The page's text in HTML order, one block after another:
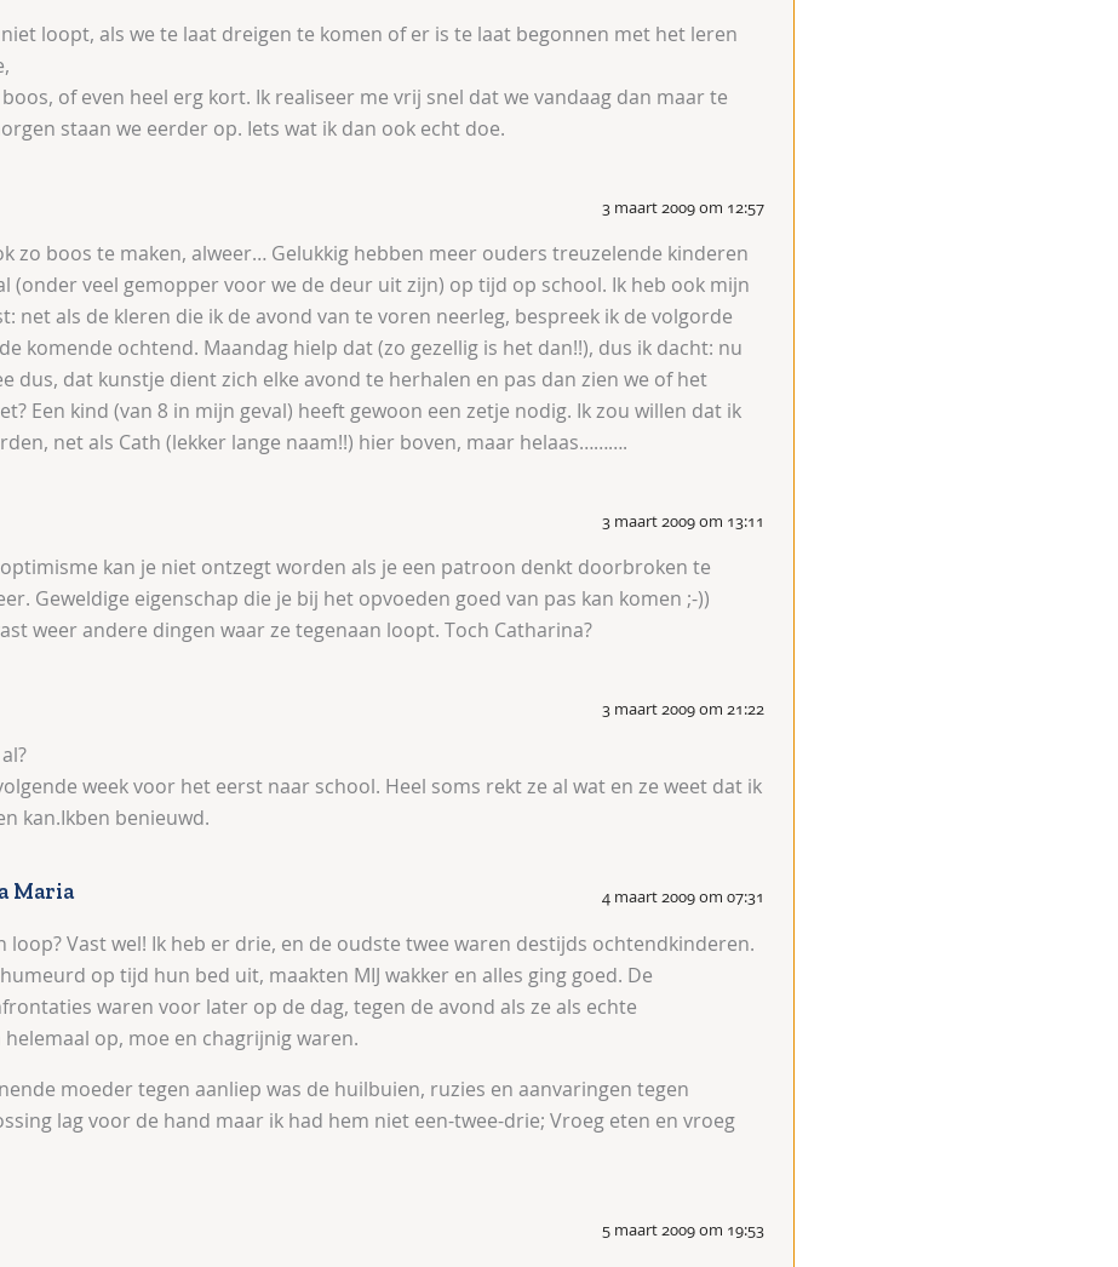
loopt, als we te laat dreigen te komen of er is te laat begonnen met het leren
of even heel erg kort. Ik realiseer me vrij snel dat we vandaag dan maar te
staan we eerder op. Iets wat ik dan ook echt doe.
3 maart 2009 om 12:57
zo boos te maken, alweer… Gelukkig hebben meer ouders treuzelende kinderen
(onder veel gemopper voor we de deur uit zijn) op tijd op school. Ik heb ook mijn
net als de kleren die ik de avond van te voren neerleg, bespreek ik de volgorde
komende ochtend. Maandag hielp dat (zo gezellig is het dan!!), dus ik dacht: nu
dus, dat kunstje dient zich elke avond te herhalen en pas dan zien we of het
Een kind (van 8 in mijn geval) heeft gewoon een zetje nodig. Ik zou willen dat ik
net als Cath (lekker lange naam!!) hier boven, maar helaas……….
3 maart 2009 om 13:11
optimisme kan je niet ontzegt worden als je een patroon denkt doorbroken te
Geweldige eigenschap die je bij het opvoeden goed van pas kan komen ;-))
weer andere dingen waar ze tegenaan loopt. Toch Catharina?
3 maart 2009 om 21:22
week voor het eerst naar school. Heel soms rekt ze al wat en ze weet dat ik
kan.Ikben benieuwd.
Maria 4 maart 2009 om 07:31
loop? Vast wel! Ik heb er drie, en de oudste twee waren destijds ochtendkinderen.
op tijd hun bed uit, maakten MIJ wakker en alles ging goed. De
waren voor later op de dag, tegen de avond als ze als echte
op, moe en chagrijnig waren.
moeder tegen aanliep was de huilbuien, ruzies en aanvaringen tegen
lag voor de hand maar ik had hem niet een-twee-drie; Vroeg eten en vroeg
5 maart 2009 om 19:53